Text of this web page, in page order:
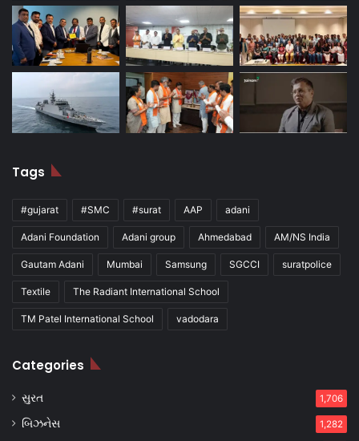
Tags
#gujarat #SMC #surat AAP adani
Adani Foundation Adani group Ahmedabad AM/NS India
Gautam Adani Mumbai Samsung SGCCI suratpolice
Textile The Radiant International School
TM Patel International School vadodara
Categories
સુરત 1,706
બિઝનેસ 1,282